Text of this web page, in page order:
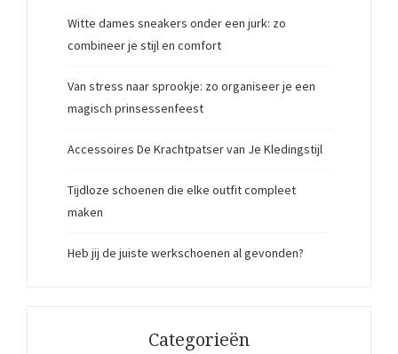
Witte dames sneakers onder een jurk: zo
combineer je stijl en comfort
Van stress naar sprookje: zo organiseer je een
magisch prinsessenfeest
Accessoires De Krachtpatser van Je Kledingstijl
Tijdloze schoenen die elke outfit compleet
maken
Heb jij de juiste werkschoenen al gevonden?
Categorieën